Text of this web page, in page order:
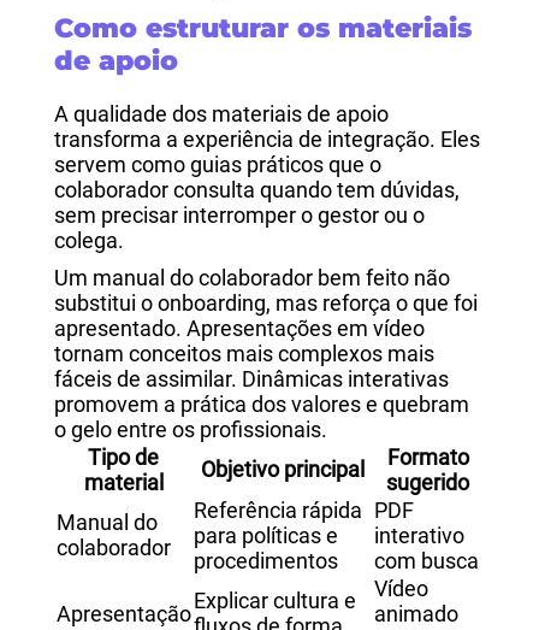
Como estruturar os materiais
de apoio
A qualidade dos materiais de apoio
transforma a experiência de integração. Eles
servem como guias práticos que o
colaborador consulta quando tem dúvidas,
sem precisar interromper o gestor ou o
colega.
Um manual do colaborador bem feito não
substitui o onboarding, mas reforça o que foi
apresentado. Apresentações em vídeo
tornam conceitos mais complexos mais
fáceis de assimilar. Dinâmicas interativas
promovem a prática dos valores e quebram
o gelo entre os profissionais.
Tipo de
material
Objetivo principal
Formato
sugerido
Manual do
colaborador
Referência rápida
para políticas e
procedimentos
PDF
interativo
com busca
Apresentação
Explicar cultura e
Vídeo
animado